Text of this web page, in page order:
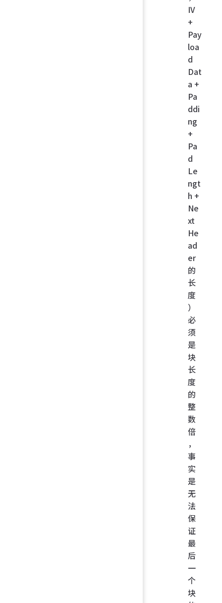
IV
+
Pay
loa
d
Dat
a +
Pa
ddi
ng
+
Pa
d
Le
ngt
h +
Ne
xt
He
ad
er
的
长
度
）
必
须
是
块
长
度
的
整
数
倍
，
事
实
是
无
法
保
证
最
后
一
个
块